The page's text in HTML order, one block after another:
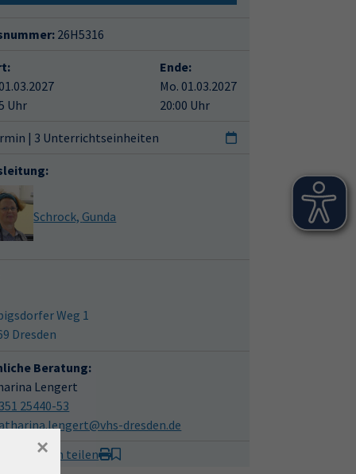
26H5316
Uhr
Ende:
Mo. 01.03.2027
20:00 Uhr
| 3 Unterrichtseinheiten
Schrock, Gunda
Weg 1
Dresden
Beratung:
Lengert
25440-53
dresden.de
Mit Freunden teilen
×